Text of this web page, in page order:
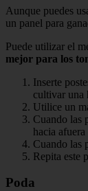
Aunque puedes
un panel para
Puede utilizar el
mejor para los
Inserte
cultivar una
Utilice un
Cuando las
hacia
Cuando las
Repita este
Poda